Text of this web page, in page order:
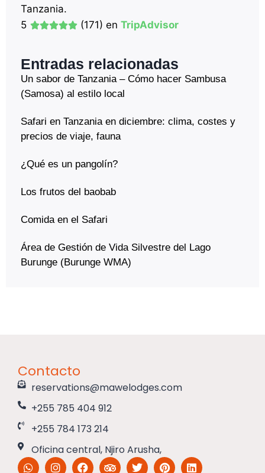
Tanzania.
5
(171) en TripAdvisor
Entradas relacionadas
Un sabor de Tanzania – Cómo hacer Sambusa
(Samosa) al estilo local
Safari en Tanzania en diciembre: clima, costes y
precios de viaje, fauna
¿Qué es un pangolín?
Los frutos del baobab
Comida en el Safari
Área de Gestión de Vida Silvestre del Lago
Burunge (Burunge WMA)
Contacto
reservations@mawelodges.com
+255 785 404 912
+255 784 173 214
Oficina central, Njiro Arusha,